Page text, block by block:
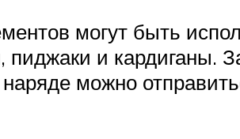
могут быть
и
можно